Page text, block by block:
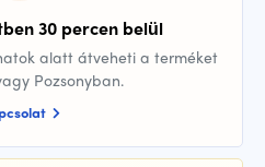
30 percen belül
alatt átveheti a terméket
Pozsonyban.